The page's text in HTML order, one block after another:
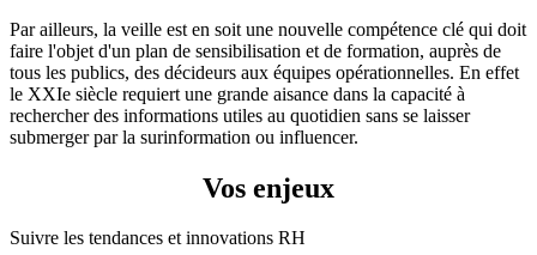
Par ailleurs, la veille est en soit une nouvelle compétence clé qui doit
faire l'objet d'un plan de sensibilisation et de formation, auprès de
tous les publics, des décideurs aux équipes opérationnelles. En effet
le XXIe siècle requiert une grande aisance dans la capacité à
rechercher des informations utiles au quotidien sans se laisser
submerger par la surinformation ou influencer.
Vos enjeux
Suivre les tendances et innovations RH